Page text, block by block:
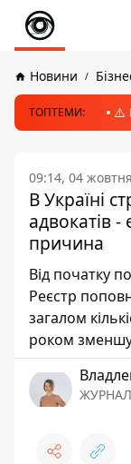
Новини
ТОПТЕМИ: ⚠️
09:14, 04
В Україні
адвокатів
причина
Від початку
Реєстр
загалом
роком